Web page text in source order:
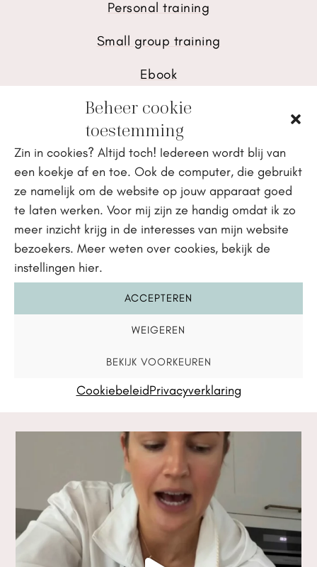
Beheer cookie
toestemming
Zin in cookies? Altijd toch! Iedereen wordt blij van
een koekje af en toe. Ook de computer, die gebruikt
ze namelijk om de website op jouw apparaat goed
te laten werken. Voor mij zijn ze handig omdat ik zo
meer inzicht krijg in de interesses van mijn website
bezoekers. Meer weten over cookies, bekijk de
instellingen hier.
ACCEPTEREN
WEIGEREN
BEKIJK VOORKEUREN
CookiebeleidPrivacyverklaring
Personal training
Small group training
Ebook
INSPIRATIE
Recepten
Blog
Podcast
KOOP EBOOK
VOLG JE MIJ AL?